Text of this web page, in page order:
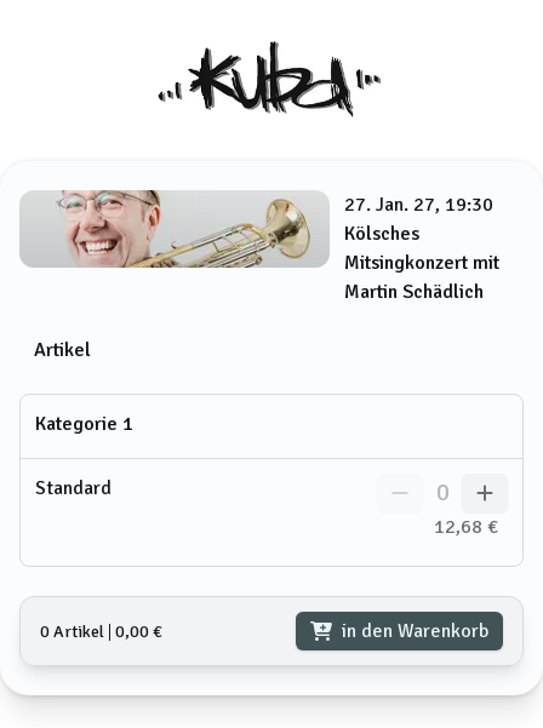
27. Jan. 27, 19:30
Kölsches
Mitsingkonzert mit
Martin Schädlich
Artikel
Kategorie 1
Standard
12,68 €
0
0 Artikel 0,00 € in den Warenkorb